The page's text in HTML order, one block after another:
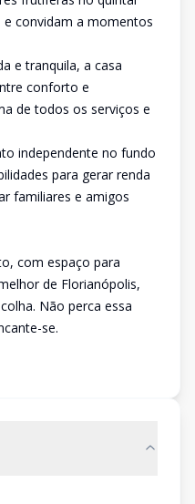
convidam a momentos
e tranquila, a casa
conforto e
de todos os serviços e
independente no fundo
para gerar renda
familiares e amigos
com espaço para
de Florianópolis,
Não perca essa
se.